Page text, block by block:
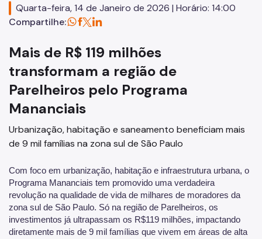
Licitações
Zeladoria Urbana
Termo de Cooperação
Programa de Metas
Notícias
Quarta-feira, 14 de Janeiro de 2026 | Horário: 14:00
Compartilhe:
Mais de R$ 119 milhões
transformam a região de
Parelheiros pelo Programa
Mananciais
Urbanização, habitação e saneamento beneficiam mais
de 9 mil famílias na zona sul de São Paulo
Com foco em urbanização, habitação e infraestrutura urbana, o
Programa Mananciais tem promovido uma verdadeira
revolução na qualidade de vida de milhares de moradores da
zona sul de São Paulo. Só na região de Parelheiros, os
investimentos já ultrapassam os R$119 milhões, impactando
diretamente mais de 9 mil famílias que vivem em áreas de alta